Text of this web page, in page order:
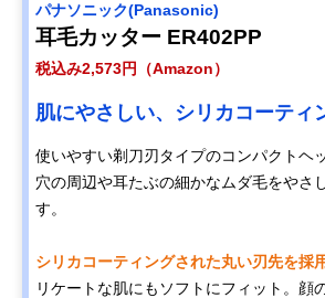
パナソニック(Panasonic)
耳毛カッター ER402PP
税込み2,573円（Amazon）
肌にやさしい、シリカコーティ
使いやすい剃刀刃タイプのコンパクトヘ
穴の周辺や耳たぶの細かなムダ毛をやさ
す。
シリカコーティングされた丸い刃先を採
リケートな肌にもソフトにフィット。顔